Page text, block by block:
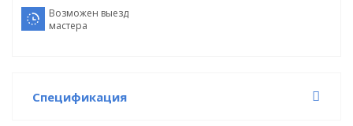
Возможен выезд
мастера
Спецификация